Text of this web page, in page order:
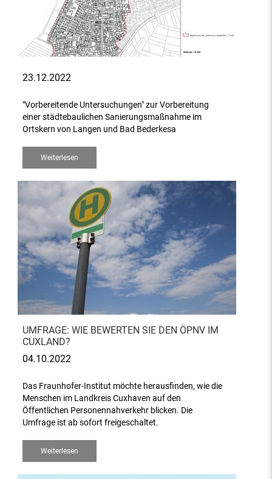
23.12.2022
"Vorbereitende Untersuchungen" zur Vorbereitung
einer städtebaulichen Sanierungsmaßnahme im
Ortskern von Langen und Bad Bederkesa
Weiterlesen
UMFRAGE: WIE BEWERTEN SIE DEN ÖPNV IM
CUXLAND?
04.10.2022
Das Fraunhofer-Institut möchte herausfinden, wie die
Menschen im Landkreis Cuxhaven auf den
Öffentlichen Personennahverkehr blicken. Die
Umfrage ist ab sofort freigeschaltet.
Weiterlesen